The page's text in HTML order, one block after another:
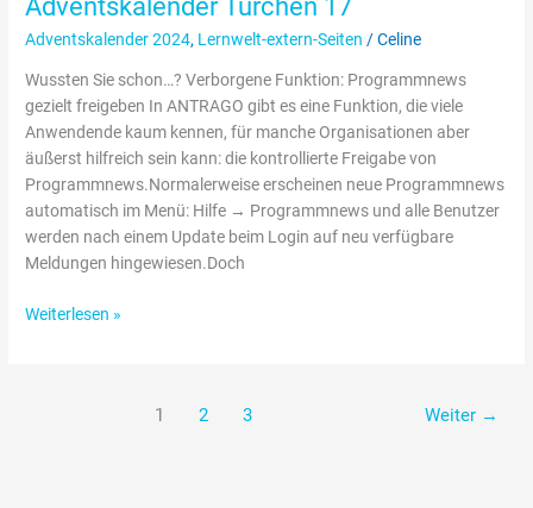
Adventskalender Türchen 17
Adventskalender 2024, Lernwelt-extern-Seiten /Celine
Wussten Sie schon…? Verborgene Funktion: Programmnews
gezielt freigeben In ANTRAGO gibt es eine Funktion, die viele
Anwendende kaum kennen, für manche Organisationen aber
äußerst hilfreich sein kann: die kontrollierte Freigabe von
Programmnews.Normalerweise erscheinen neue Programmnews
automatisch im Menü: Hilfe → Programmnews und alle Benutzer
werden nach einem Update beim Login auf neu verfügbare
Meldungen hingewiesen.Doch
Weiterlesen »
1 2 3 Weiter →